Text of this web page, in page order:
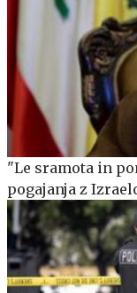
"Le sramota in
pogajanja z